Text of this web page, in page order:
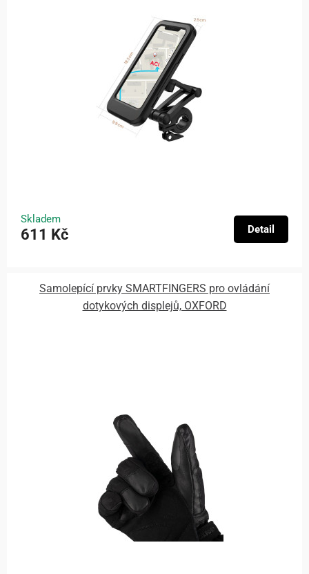
Skladem
611 Kč Detail
Samolepící prvky SMARTFINGERS pro ovládání
dotykových displejů, OXFORD